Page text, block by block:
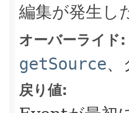
編集が発生
オーバーライド:
getSource、
戻り値: